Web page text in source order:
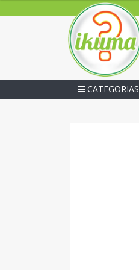
CATEGORIAS